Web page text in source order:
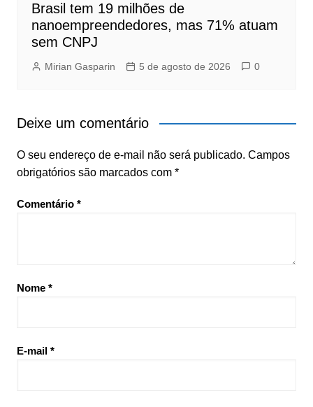
Brasil tem 19 milhões de
nanoempreendedores, mas 71% atuam
sem CNPJ
Mirian Gasparin 5 de agosto de 2026 0
Deixe um comentário
O seu endereço de e-mail não será publicado. Campos
obrigatórios são marcados com *
Comentário *
Nome *
E-mail *